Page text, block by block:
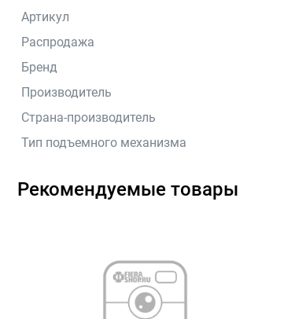
Артикул
Распродажа
Бренд
Производитель
Страна-производитель
Тип подъемного механизма
Рекомендуемые товары